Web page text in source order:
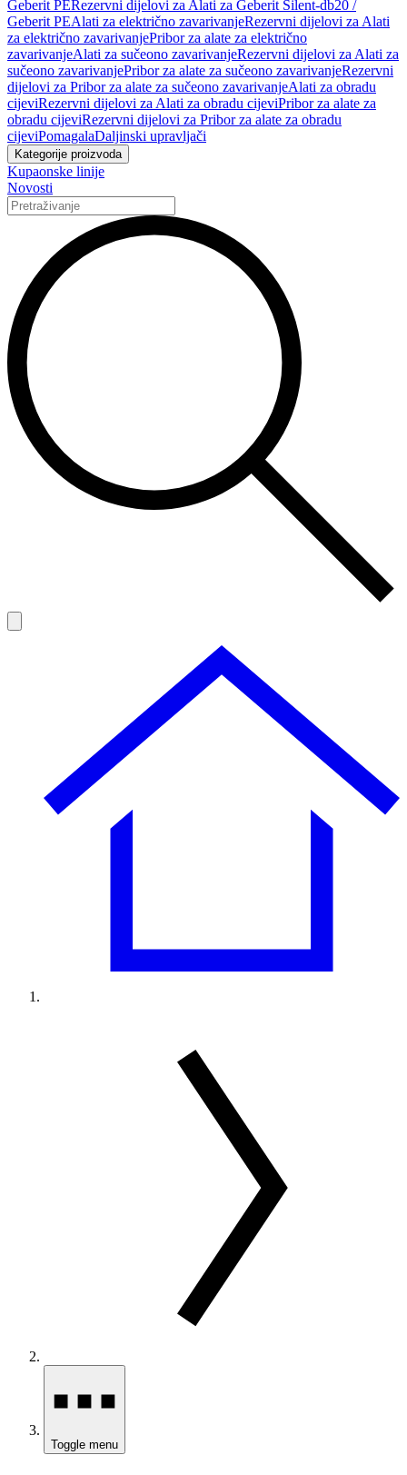
Geberit PERezervni dijelovi za Alati za Geberit Silent-db20 /
Geberit PEAlati za električno zavarivanjeRezervni dijelovi za Alati
za električno zavarivanjePribor za alate za električno
zavarivanjeAlati za sučeono zavarivanjeRezervni dijelovi za Alati za
sučeono zavarivanjePribor za alate za sučeono zavarivanjeRezervni
dijelovi za Pribor za alate za sučeono zavarivanjeAlati za obradu
cijeviRezervni dijelovi za Alati za obradu cijeviPribor za alate za
obradu cijeviRezervni dijelovi za Pribor za alate za obradu
cijeviPomagalaDaljinski upravljači
Kategorije proizvoda
Kupaonske linije
Novosti
Toggle menu